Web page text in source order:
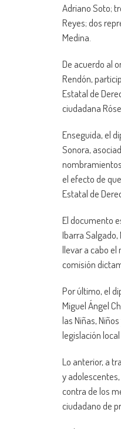
Adriano Soto;
Reyes; dos
Medina.
De acuerdo al
Rendón,
Estatal de
ciudadana
Enseguida, el
Sonora,
el efecto de
Estatal de
El documento
Ibarra Salgado,
llevar a cabo
comisión
Por último, el
Miguel Ángel
las Niñas,
legislación
Lo anterior, a
y
contra de los
ciudadano de